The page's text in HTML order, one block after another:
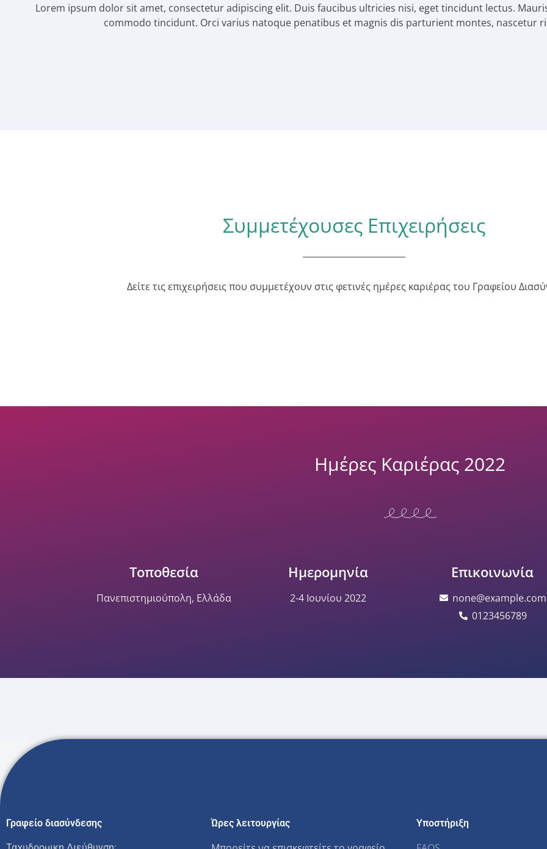
Lorem ipsum dolor sit amet, consectetur adipiscing elit. Duis faucibus ultricies nisi, eget tincidunt lectus.
commodo tincidunt. Orci varius natoque penatibus et magnis dis parturient montes, nascetur
Συμμετέχουσες Επιχειρήσεις
Δείτε τις επιχειρήσεις που συμμετέχουν στις φετινές ημέρες καριέρας του Γραφείου
Ημέρες Καριέρας 2022
Τοποθεσία Ημερομηνία Επικοινωνία
Πανεπιστημιούπολη, Ελλάδα 2-4 Ιουνίου 2022
none@example.com
0123456789
Γραφείο διασύνδεσης Ώρες λειτουργίας Υποστήριξη